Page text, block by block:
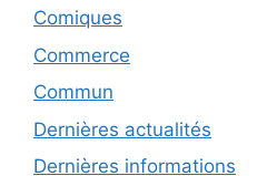
Comiques
Commerce
Commun
Dernières actualités
Dernières informations